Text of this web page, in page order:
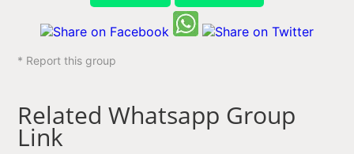
* Report this group
Related Whatsapp Group
Link